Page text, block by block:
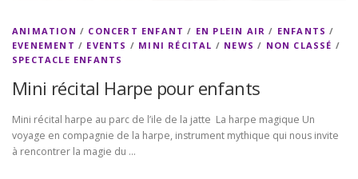
ANIMATION / CONCERT ENFANT / EN PLEIN AIR / ENFANTS /
EVENEMENT / EVENTS / MINI RÉCITAL / NEWS / NON CLASSÉ /
SPECTACLE ENFANTS
Mini récital Harpe pour enfants
Mini récital harpe au parc de l’ile de la jatte La harpe magique Un
voyage en compagnie de la harpe, instrument mythique qui nous invite
à rencontrer la magie du …